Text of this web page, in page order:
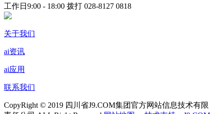
工作日9:00 - 18:00 拨打 028-8127 0818
关于我们
ai资讯
ai应用
联系我们
CopyRight © 2019 四川省J9.COM集团官方网站信息技术有限